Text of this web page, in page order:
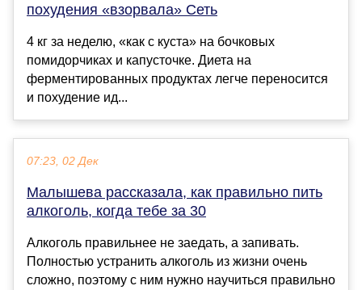
похудения «взорвала» Сеть
4 кг за неделю, «как с куста» на бочковых
помидорчиках и капусточке. Диета на
ферментированных продуктах легче переносится
и похудение ид...
07:23, 02 Дек
Малышева рассказала, как правильно пить
алкоголь, когда тебе за 30
Алкоголь правильнее не заедать, а запивать.
Полностью устранить алкоголь из жизни очень
сложно, поэтому с ним нужно научиться правильно